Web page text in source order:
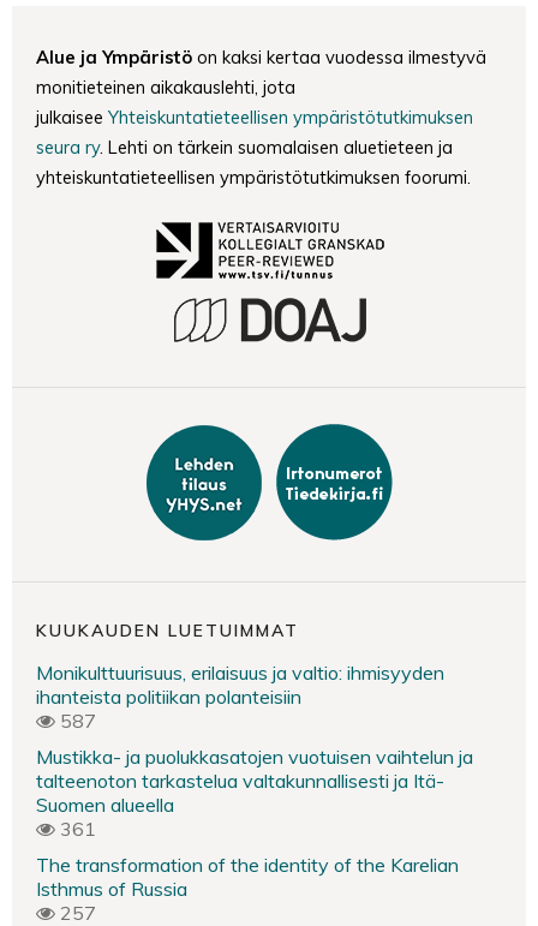
Alue ja Ympäristö on kaksi kertaa vuodessa ilmestyvä
monitieteinen aikakauslehti, jota
julkaisee Yhteiskuntatieteellisen ympäristötutkimuksen
seura ry. Lehti on tärkein suomalaisen aluetieteen ja
yhteiskuntatieteellisen ympäristötutkimuksen foorumi.
KUUKAUDEN LUETUIMMAT
Monikulttuurisuus, erilaisuus ja valtio: ihmisyyden
ihanteista politiikan polanteisiin
587
Mustikka- ja puolukkasatojen vuotuisen vaihtelun ja
talteenoton tarkastelua valtakunnallisesti ja Itä-
Suomen alueella
361
The transformation of the identity of the Karelian
Isthmus of Russia
257